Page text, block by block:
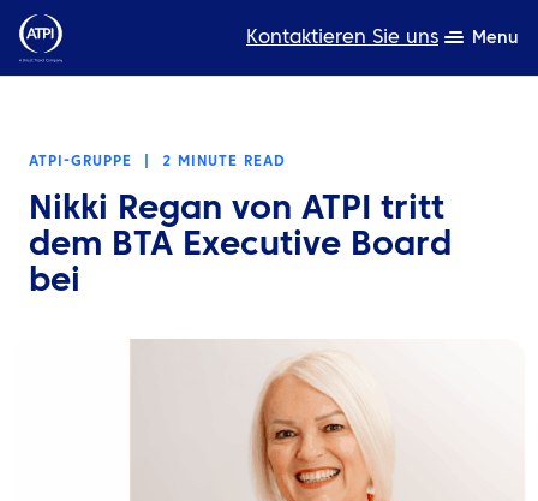
Kontaktieren Sie uns Menu
Ressourcen
Über uns
ATPI-GRUPPE 2 MINUTE READ
Nikki Regan von ATPI tritt
dem BTA Executive Board
bei